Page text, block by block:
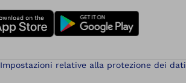
Impostazioni relative alla protezione dei dati